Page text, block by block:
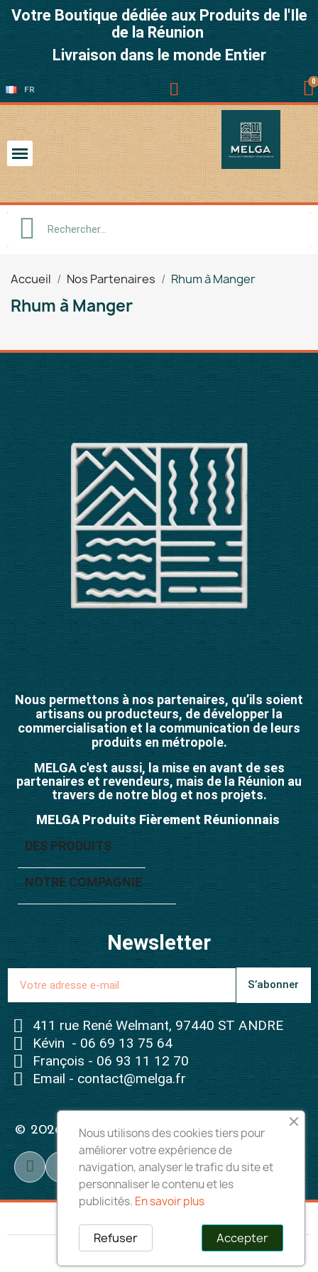
Votre Boutique dédiée aux Produits de l'Ile
de la Réunion
Livraison dans le monde Entier
FR
Accueil Nos Partenaires Rhum à Manger
Rhum à Manger
DES PRODUITS
NOTRE COMPAGNIE
Nous permettons à nos partenaires, qu’ils soient
artisans ou producteurs, de développer la
commercialisation et la communication de leurs
produits en métropole.
MELGA c'est aussi, la mise en avant de ses
partenaires et revendeurs, mais de la Réunion au
travers de notre blog et nos projets.
MELGA Produits Fièrement Réunionnais
Newsletter
S’abonner
411 rue René Welmant, 97440 ST ANDRE
Kévin - 06 69 13 75 64
François - 06 93 11 12 70
Email - contact@melga.fr
© 2026 - Tous droits réservés à Melga
Nous utilisons des cookies tiers pour
améliorer votre expérience de
navigation, analyser le trafic du site et
personnaliser le contenu et les
publicités. En savoir plus
Accepter
Refuser